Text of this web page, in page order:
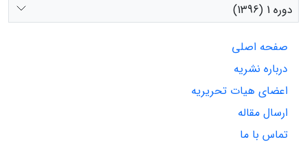
دوره 1 (1396)
صفحه اصلی
درباره نشریه
اعضای هیات تحریریه
ارسال مقاله
تماس با ما